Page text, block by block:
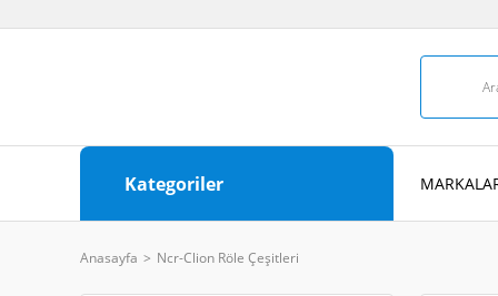
Kategoriler
Anasayfa Ncr-Clion Röle Çeşitleri